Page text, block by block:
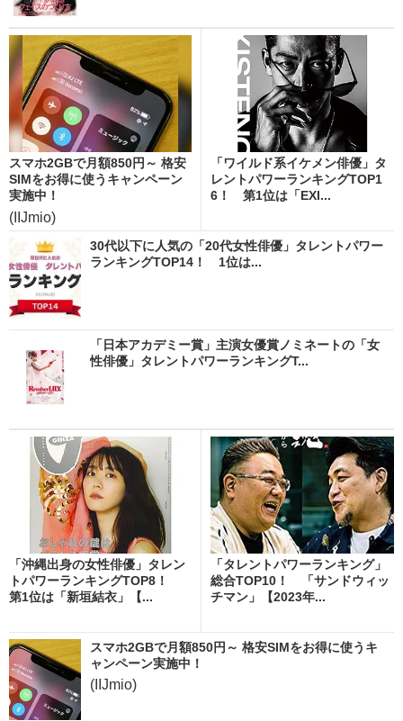
スマホ2GBで月額850円～ 格安
SIMをお得に使うキャンペーン
実施中！
(IIJmio)
「ワイルド系イケメン俳優」タ
レントパワーランキングTOP1
6！ 第1位は「EXI...
30代以下に人気の「20代女性俳優」タレントパワー
ランキングTOP14！ 1位は...
「日本アカデミー賞」主演女優賞ノミネートの「女
性俳優」タレントパワーランキングT...
「沖縄出身の女性俳優」タレン
トパワーランキングTOP8！
第1位は「新垣結衣」【...
「タレントパワーランキング」
総合TOP10！ 「サンドウィッ
チマン」【2023年...
スマホ2GBで月額850円～ 格安SIMをお得に使うキ
ャンペーン実施中！
(IIJmio)